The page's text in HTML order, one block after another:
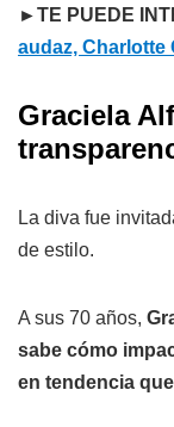
►TE PUEDE
audaz, Charlotte
Graciela
La diva fue
de estilo.
A sus 70 años,
sabe cómo
en tendencia